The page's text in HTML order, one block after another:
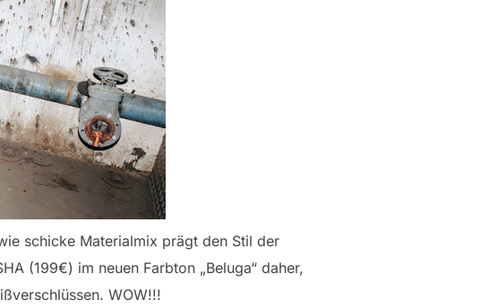
schicke Materialmix prägt den Stil der
(199€) im neuen Farbton „Beluga“ daher,
WOW!!!